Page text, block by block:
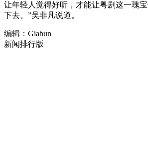
让年轻人觉得好听，才能让粤剧这一瑰
下去。”吴非凡说道。
编辑：Giabun
新闻排行版